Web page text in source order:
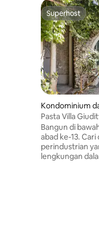
Superhost
Superhost
Kondominium
Pasta Villa
Bangun di
abad ke-13.
perindustrian
lengkungan